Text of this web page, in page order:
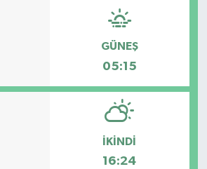
GÜNEŞ
05:15
İKINDI
16:24